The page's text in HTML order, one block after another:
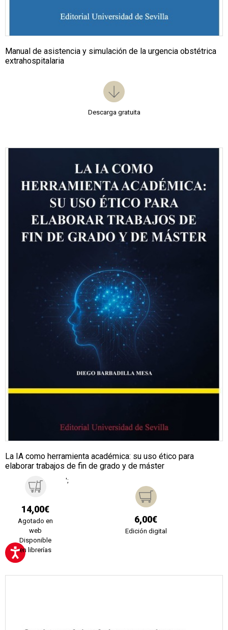
Manual de asistencia y simulación de la urgencia obstétrica
extrahospitalaria
Descarga gratuita
La IA como herramienta académica: su uso ético para
elaborar trabajos de fin de grado y de máster
14,00€
Agotado en
web
Disponible
en librerías
';
6,00€
Edición digital